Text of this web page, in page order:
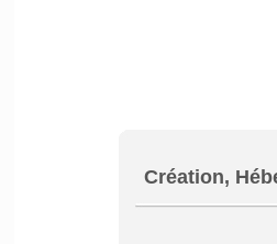
Création,